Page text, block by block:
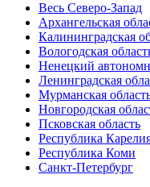
Весь Северо-Запад
Архангельская
Калининградская
Вологодская
Ненецкий
Ленинградская
Мурманская
Новгородская
Псковская область
Республика
Республика Коми
Санкт-Петербург